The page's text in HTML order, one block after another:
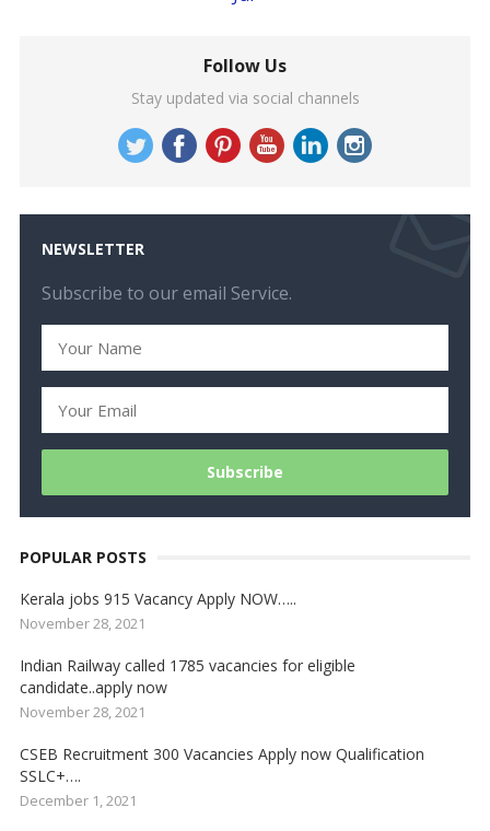
Follow Us
Stay updated via social channels
NEWSLETTER
Subscribe to our email Service.
POPULAR POSTS
Kerala jobs 915 Vacancy Apply NOW…..
November 28, 2021
Indian Railway called 1785 vacancies for eligible
candidate..apply now
November 28, 2021
CSEB Recruitment 300 Vacancies Apply now Qualification
SSLC+….
December 1, 2021